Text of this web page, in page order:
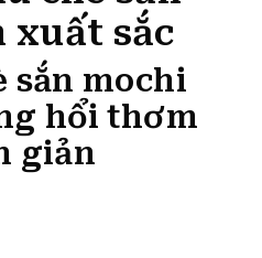
xuất sắc
sắn mochi
hổi thơm
giản